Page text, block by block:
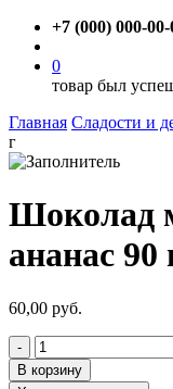
+7 (000) 000-00-
0
товар был
Главная Сладости и
г
Шоколад
ананас 90
60,00 руб.
Количество
товара
Шоколад
В корзину